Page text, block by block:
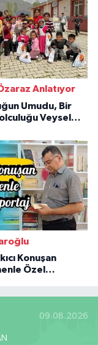
Anlatıyor
Umudu, Bir
Veysel
Konuşan
Özel
09.08.2026